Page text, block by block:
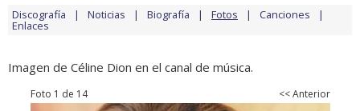
Discografía Noticias Biografía Fotos Canciones
Enlaces
Imagen de Céline Dion en el canal de música.
Foto 1 de 14 << Anterior